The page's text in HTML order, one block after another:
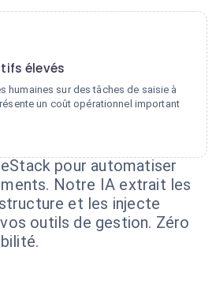
élevés
humaines sur des tâches de saisie à
un coût opérationnel important
pour automatiser
Notre IA extrait les
et les injecte
outils de gestion. Zéro